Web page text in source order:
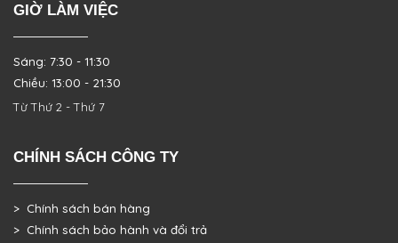
GIỜ LÀM VIỆC
Sáng: 7:30 - 11:30
Chiều: 13:00 - 21:30
Từ Thứ 2 - Thứ 7
CHÍNH SÁCH CÔNG TY
> Chính sách bán hàng
> Chính sách bảo hành và đổi trả